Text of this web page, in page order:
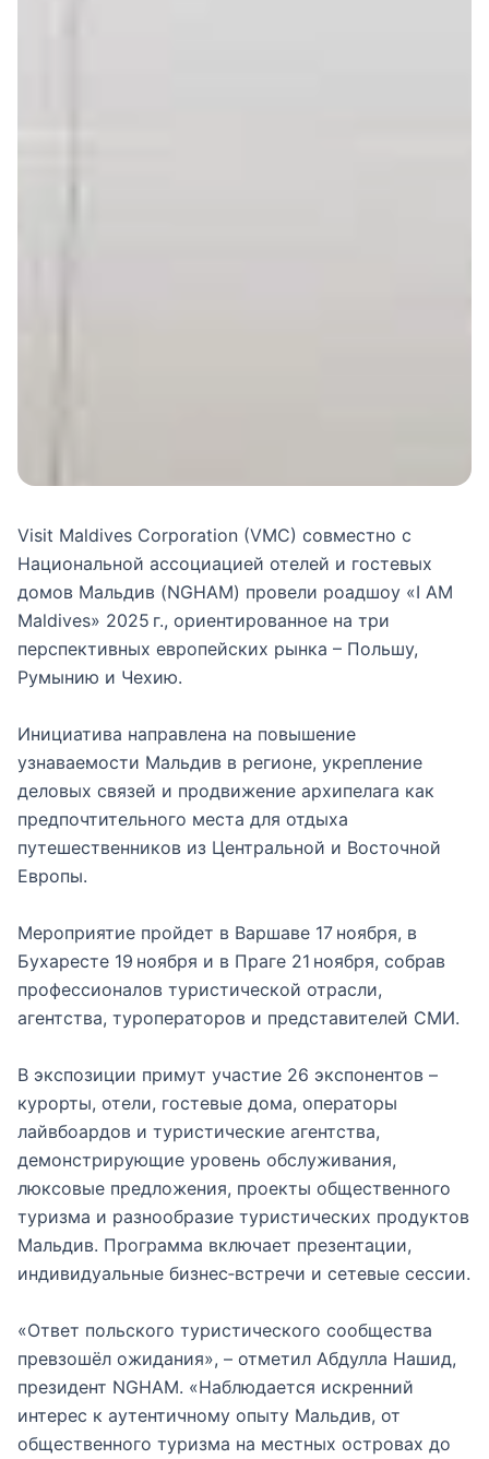
Visit Maldives Corporation (VMC) совместно с
Национальной ассоциацией отелей и гостевых
домов Мальдив (NGHAM) провели роадшоу «I AM
Maldives» 2025 г., ориентированное на три
перспективных европейских рынка – Польшу,
Румынию и Чехию.
Инициатива направлена на повышение
узнаваемости Мальдив в регионе, укрепление
деловых связей и продвижение архипелага как
предпочтительного места для отдыха
путешественников из Центральной и Восточной
Европы.
Мероприятие пройдет в Варшаве 17 ноября, в
Бухаресте 19 ноября и в Праге 21 ноября, собрав
профессионалов туристической отрасли,
агентства, туроператоров и представителей СМИ.
В экспозиции примут участие 26 экспонентов –
курорты, отели, гостевые дома, операторы
лайвбоардов и туристические агентства,
демонстрирующие уровень обслуживания,
люксовые предложения, проекты общественного
туризма и разнообразие туристических продуктов
Мальдив. Программа включает презентации,
индивидуальные бизнес‑встречи и сетевые сессии.
«Ответ польского туристического сообщества
превзошёл ожидания», – отметил Абдулла Нашид,
президент NGHAM. «Наблюдается искренний
интерес к аутентичному опыту Мальдив, от
общественного туризма на местных островах до